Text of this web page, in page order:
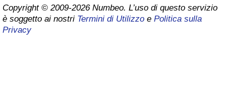
Copyright © 2009-2026 Numbeo. L’uso di questo servizio
è soggetto ai nostri Termini di Utilizzo e Politica sulla
Privacy
Indice della Criminalità